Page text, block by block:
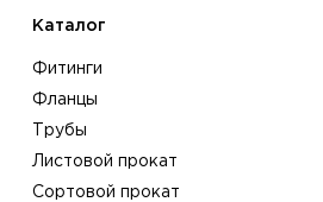
Каталог
Фитинги
Фланцы
Трубы
Листовой прокат
Сортовой прокат